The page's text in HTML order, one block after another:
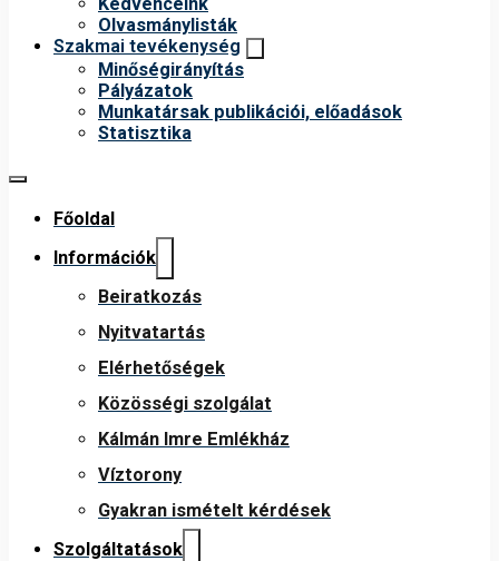
Kedvenceink
Olvasmánylisták
Szakmai tevékenység
Minőségirányítás
Pályázatok
Munkatársak publikációi, előadások
Statisztika
Főoldal
Információk
Beiratkozás
Nyitvatartás
Elérhetőségek
Közösségi szolgálat
Kálmán Imre Emlékház
Víztorony
Gyakran ismételt kérdések
Szolgáltatások